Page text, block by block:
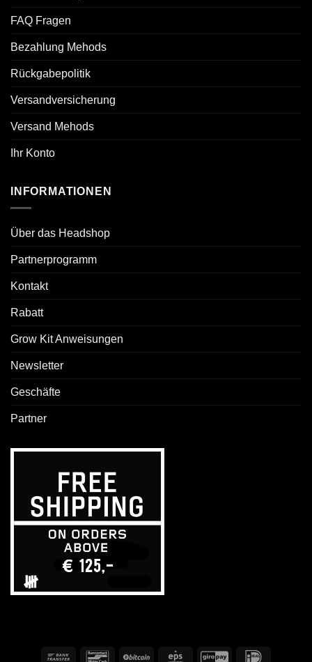
FAQ Fragen
Bezahlung Mehods
Rückgabepolitik
Versandversicherung
Versand Mehods
Ihr Konto
INFORMATIONEN
Über das Headshop
Partnerprogramm
Kontakt
Rabatt
Grow Kit Anweisungen
Newsletter
Geschäfte
Partner
Banküberweisung
BancontactBitCoin Eps GiroPay